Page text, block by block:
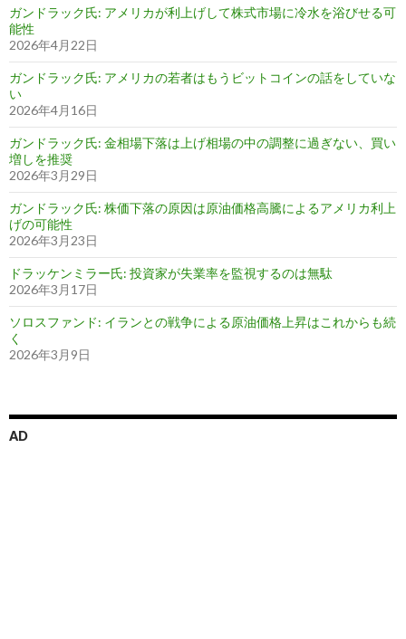
ガンドラック氏: アメリカが利上げして株式市場に冷水を浴びせる可
能性
2026年4月22日
ガンドラック氏: アメリカの若者はもうビットコインの話をしていな
い
2026年4月16日
ガンドラック氏: 金相場下落は上げ相場の中の調整に過ぎない、買い
増しを推奨
2026年3月29日
ガンドラック氏: 株価下落の原因は原油価格高騰によるアメリカ利上
げの可能性
2026年3月23日
ドラッケンミラー氏: 投資家が失業率を監視するのは無駄
2026年3月17日
ソロスファンド: イランとの戦争による原油価格上昇はこれからも続
く
2026年3月9日
AD